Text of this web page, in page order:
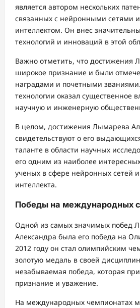
является автором нескольких
связанных с нейронными сетями
интеллектом. Он внес
технологий и инноваций в этой
Важно отметить, что достижения
широкое признание и были
наградами и почетными званиями.
технологии оказал существенное
научную и инженерную
В целом, достижения Лымарева
свидетельствуют о его
таланте в области научных
его одним из наиболее
ученых в сфере нейронных сетей и
интеллекта.
Победы на международных
Одной из самых значимых побед
Александра была его победа на
2012 году он стал олимпийским
золотую медаль в своей
незабываемая победа, которая
признание и уважение.
На международных чемпионатах